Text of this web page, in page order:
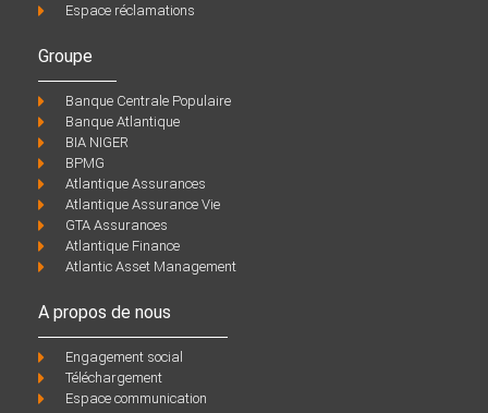
Espace réclamations
Groupe
Banque Centrale Populaire
Banque Atlantique
BIA NIGER
BPMG
Atlantique Assurances
Atlantique Assurance Vie
GTA Assurances
Atlantique Finance
Atlantic Asset Management
A propos de nous
Engagement social
Téléchargement
Espace communication